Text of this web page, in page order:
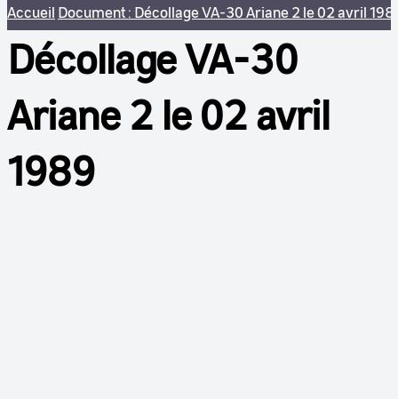
Accueil Document : Décollage VA-30 Ariane 2 le 02 avril
Décollage VA-30
Ariane 2 le 02 avril
1989